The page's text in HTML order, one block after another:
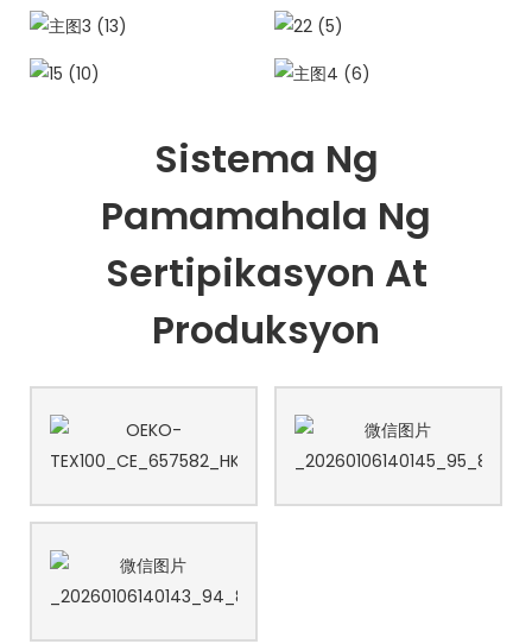
Sistema Ng
Pamamahala Ng
Sertipikasyon At
Produksyon